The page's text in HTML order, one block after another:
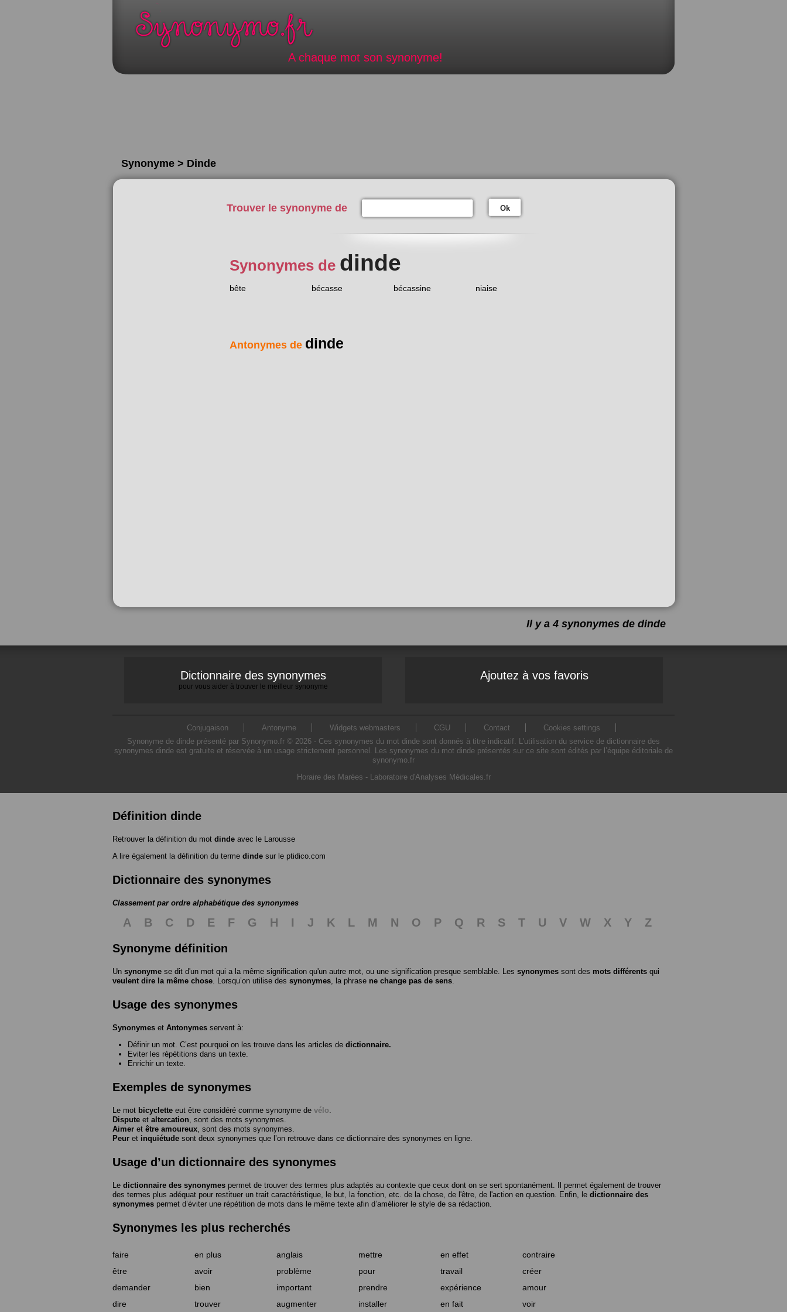
A chaque mot son synonyme!
Synonyme > Dinde
Trouver le synonyme de Ok
Synonymes de dinde
bête bécasse bécassine niaise
Antonymes de dinde
Il y a 4 synonymes de dinde
Dictionnaire des synonymes
pour vous aider à trouver le meilleur synonyme
Ajoutez à vos favoris
Conjugaison Antonyme Widgets webmasters CGU Contact
Cookies settings
Synonyme de dinde présenté par Synonymo.fr © 2026 - Ces synonymes du mot dinde sont donnés à titre indicatif. L'utilisation du service de dictionnaire des
synonymes dinde est gratuite et réservée à un usage strictement personnel. Les synonymes du mot dinde présentés sur ce site sont édités par l’équipe éditoriale de
synonymo.fr
Horaire des Marées - Laboratoire d'Analyses Médicales.fr
Définition dinde
Retrouver la définition du mot dinde avec le Larousse
A lire également la définition du terme dinde sur le ptidico.com
Dictionnaire des synonymes
Classement par ordre alphabétique des synonymes
A B C D E F G H I J K L M N O P Q R S T U V W X Y
Z
Synonyme définition
Un synonyme se dit d'un mot qui a la même signification qu'un autre mot, ou une signification presque semblable. Les synonymes sont des mots différents qui
veulent dire la même chose . Lorsqu’on utilise des synonymes , la phrase ne change pas de sens
Usage des synonymes
Synonymes et Antonymes servent à:
Définir un mot. C’est pourquoi on les trouve dans les articles de dictionnaire.
Eviter les répétitions dans un texte.
Enrichir un texte.
Exemples de synonymes
Le mot bicyclette eut être considéré comme synonyme de vélo
Dispute et altercation , sont des mots synonymes.
Aimer et être amoureux , sont des mots synonymes.
Peur et inquiétude sont deux synonymes que l’on retrouve dans ce dictionnaire des synonymes en ligne.
Usage d’un dictionnaire des synonymes
Le dictionnaire des synonymes permet de trouver des termes plus adaptés au contexte que ceux dont on se sert spontanément. Il permet également de trouver
des termes plus adéquat pour restituer un trait caractéristique, le but, la fonction, etc. de la chose, de l'être, de l'action en question. Enfin, le dictionnaire des
synonymes permet d’éviter une répétition de mots dans le même texte afin d’améliorer le style de sa rédaction.
Synonymes les plus recherchés
faire en plus anglais mettre en effet
contraire
être
avoir problème pour travail
créer
demander
bien important prendre expérience
amour
dire
trouver augmenter installer en fait voir